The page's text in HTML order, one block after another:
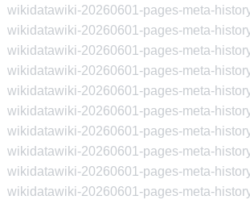
wikidatawiki-20260601-pages-meta-
wikidatawiki-20260601-pages-meta-
wikidatawiki-20260601-pages-meta-
wikidatawiki-20260601-pages-meta-
wikidatawiki-20260601-pages-meta-
wikidatawiki-20260601-pages-meta-
wikidatawiki-20260601-pages-meta-
wikidatawiki-20260601-pages-meta-
wikidatawiki-20260601-pages-meta-
wikidatawiki-20260601-pages-meta-